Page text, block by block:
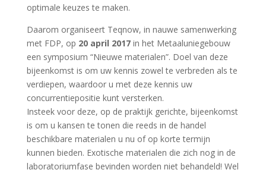
optimale keuzes te maken.
Daarom organiseert Teqnow, in nauwe samenwerking
met FDP, op 20 april 2017in het Metaaluniegebouw
een symposium “Nieuwe materialen”. Doel van deze
bijeenkomst is om uw kennis zowel te verbreden als te
verdiepen, waardoor u met deze kennis uw
concurrentiepositie kunt versterken.
Insteek voor deze, op de praktijk gerichte, bijeenkomst
is om u kansen te tonen die reeds in de handel
beschikbare materialen u nu of op korte termijn
kunnen bieden. Exotische materialen die zich nog in de
laboratoriumfase bevinden worden niet behandeld! Wel